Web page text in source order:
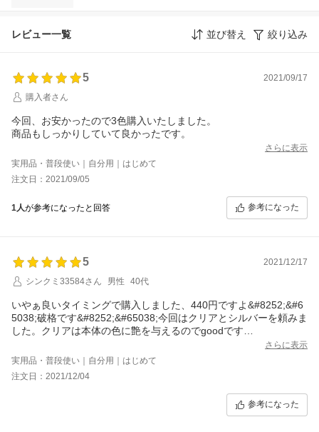
レビュー一覧 並び替え 絞り込み
5
2021/09/17
購入者さん
今回、お安かったので3色購入いたしました。
商品もしっかりしていて良かったです。
さらに表示
実用品・普段使い｜自分用｜はじめて
注文日：2021/09/05
1人が参考になったと回答 参考になった
5
2021/12/17
シンクミ33584さん
男性 40代
いやぁ良いタイミングで購入しました、440円ですよ&#8252;&#6
5038;破格です&#8252;&#65038;今回はクリアとシルバーを頼みま
した。クリアは本体の色に艶を与えるのでgoodです
それもまたgoodです。Apple Watch良いですよね
皆さんも手軽なおしゃれを、楽しんでください&#8252;&#65038;
さらに表示
実用品・普段使い｜自分用｜はじめて
注文日：2021/12/04
参考になった